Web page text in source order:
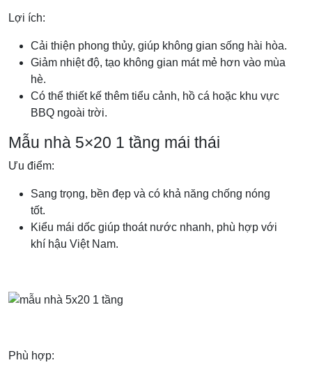
Lợi ích:
Cải thiện phong thủy, giúp không gian sống hài hòa.
Giảm nhiệt độ, tạo không gian mát mẻ hơn vào mùa
hè.
Có thể thiết kế thêm tiểu cảnh, hồ cá hoặc khu vực
BBQ ngoài trời.
Mẫu nhà 5×20 1 tầng mái thái
Ưu điểm:
Sang trọng, bền đẹp và có khả năng chống nóng
tốt.
Kiểu mái dốc giúp thoát nước nhanh, phù hợp với
khí hậu Việt Nam.
Phù hợp: